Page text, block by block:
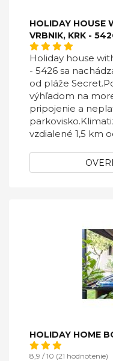
HOLIDAY HOUSE
VRBNIK, KRK -
Holiday house
- 5426 sa
od pláže
výhľadom na
pripojenie a
vzdialené 1,5 km
HOLIDAY HOME
8,9 / 10 (21 hodnotenie)